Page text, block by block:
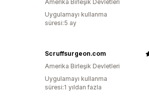
Amerika Birleşik Devletleri
Uygulamayı kullanma
süresi:5 ay
Scruffsurgeon.com
Amerika Birleşik Devletleri
Uygulamayı kullanma
süresi:1 yıldan fazla